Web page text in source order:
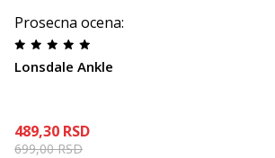
Prosecna ocena:
Lonsdale Ankle
489,30 RSD
699,00RSD